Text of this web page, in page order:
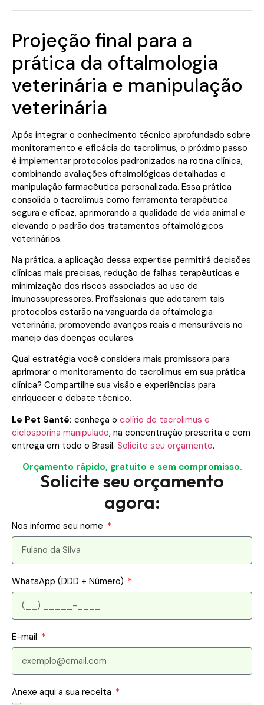
Projeção final para a
prática da oftalmologia
veterinária e manipulação
veterinária
Após integrar o conhecimento técnico aprofundado sobre
monitoramento e eficácia do tacrolimus, o próximo passo
é implementar protocolos padronizados na rotina clínica,
combinando avaliações oftalmológicas detalhadas e
manipulação farmacêutica personalizada. Essa prática
consolida o tacrolimus como ferramenta terapêutica
segura e eficaz, aprimorando a qualidade de vida animal e
elevando o padrão dos tratamentos oftalmológicos
veterinários.
Na prática, a aplicação dessa expertise permitirá decisões
clínicas mais precisas, redução de falhas terapêuticas e
minimização dos riscos associados ao uso de
imunossupressores. Profissionais que adotarem tais
protocolos estarão na vanguarda da oftalmologia
veterinária, promovendo avanços reais e mensuráveis no
manejo das doenças oculares.
Qual estratégia você considera mais promissora para
aprimorar o monitoramento do tacrolimus em sua prática
clínica? Compartilhe sua visão e experiências para
enriquecer o debate técnico.
Le Pet Santé: conheça o colírio de tacrolimus e
ciclosporina manipulado, na concentração prescrita e com
entrega em todo o Brasil. Solicite seu orçamento.
Orçamento rápido, gratuito e sem compromisso.
Solicite seu orçamento
agora:
Nos informe seu nome
WhatsApp (DDD + Número)
E-mail
Anexe aqui a sua receita